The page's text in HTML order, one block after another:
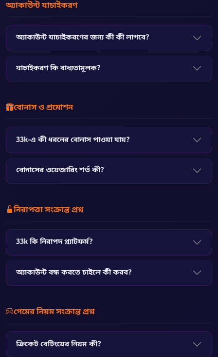
অ্যাকাউন্ট যাচাইকরণ
অ্যাকাউন্ট যাচাইকরণের জন্য কী কী লাগবে?
যাচাইকরণ কি বাধ্যতামূলক?
বোনাস ও প্রমোশন
33k-এ কী ধরনের বোনাস পাওয়া যায়?
বোনাসের ওয়েজারিং শর্ত কী?
নিরাপত্তা সংক্রান্ত প্রশ্ন
33k কি নিরাপদ প্ল্যাটফর্ম?
অ্যাকাউন্ট বন্ধ করতে চাইলে কী করব?
গেমের নিয়ম সংক্রান্ত প্রশ্ন
ক্রিকেট বেটিংয়ের নিয়ম কী?